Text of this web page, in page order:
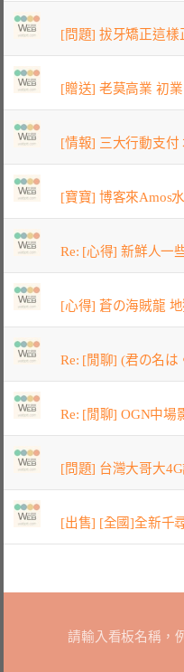
[問題] 拔牙矯正這樣
[贈送] 老莫高業 初
[情報] 三大行動支付
[寶寶] 博客來Amos
Re: [心得] 新鮮人一
[心得] 蒼の海賊龍
Re: [閒聊] (君の名
Re: [閒聊] OGN中場
[問題] 台灣大哥大
[出售] [全國]全新千
請輸入看板名稱，